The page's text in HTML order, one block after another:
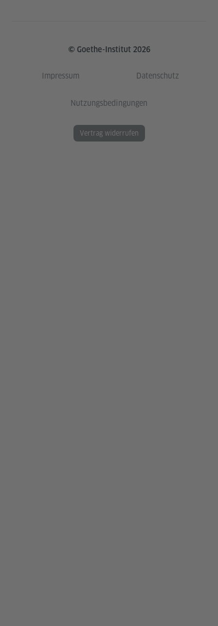
© Goethe-Institut 2026
Impressum Datenschutz
Nutzungsbedingungen
Vertrag widerrufen